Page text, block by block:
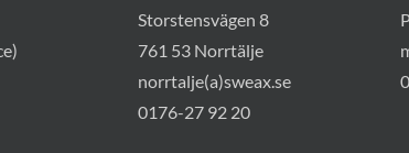
Storstensvägen 8
761 53 Norrtälje
norrtalje(a)sweax.se
0176-27 92 20